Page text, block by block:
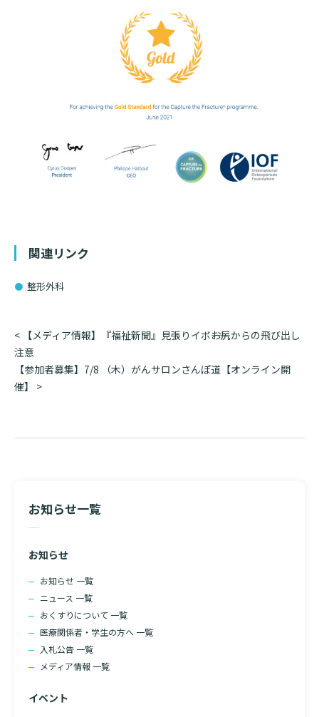
東部病院のいま
臨床研究に関する情報公開について（オプトアウト）
東部病院の特長
一歩先の医療の提供
公式SNSアカウント一覧
入院のお会計について
交通アクセス
院内のルールについて
よくあるご質問
医療機関様からのよくあるご質問
連携登録医療機関一覧
人材開発センター
当院退職後のカルテ閲覧手続き
臨床研究センターのご紹介
クラウドファンディング
診療予約
関連リンク
整形外科
投
稿
ナ
ビ
シ
< 【メディア情報】『福祉新聞』見張りイボ――お尻からの飛び出し
注意
【参加者募集】7/8 （木）がんサロンさんぽ道【オンライン開
催】
>
お知らせ一覧
お知らせ
お知らせ 一覧
ニュース 一覧
おくすりについて 一覧
医療関係者・学生の方へ 一覧
入札公告 一覧
メディア情報 一覧
イベント